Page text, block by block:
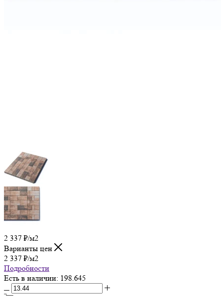
2 337 ₽/м2
Варианты цен
2 337 ₽/м2
Подробности
Есть в наличии: 198.645